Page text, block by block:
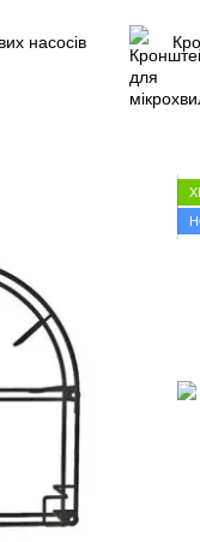
насосів